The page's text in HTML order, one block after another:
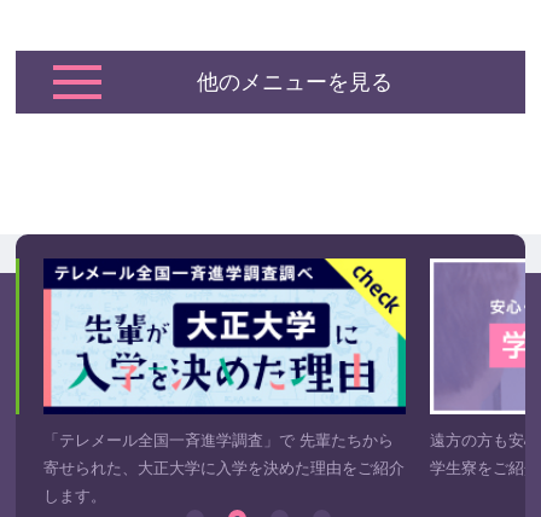
他のメニューを見る
「テレメール全国一斉進学調査」で 先輩たちから
寄せられた、大正大学に入学を決めた理由をご紹介
します。
遠方の方も安
学生寮をご紹